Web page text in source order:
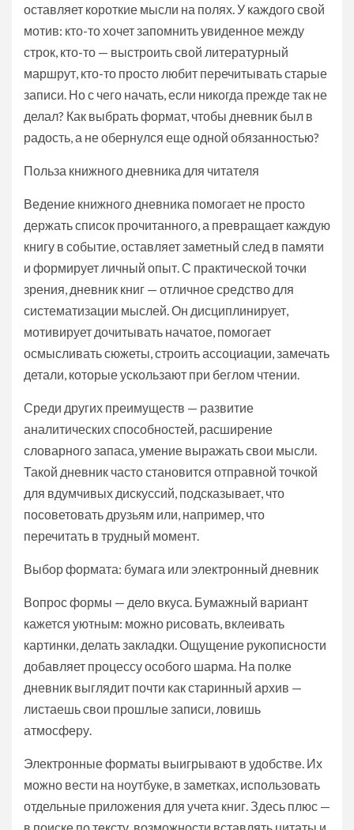
оставляет короткие мысли на полях. У каждого свой
мотив: кто-то хочет запомнить увиденное между
строк, кто-то — выстроить свой литературный
маршрут, кто-то просто любит перечитывать старые
записи. Но с чего начать, если никогда прежде так не
делал? Как выбрать формат, чтобы дневник был в
радость, а не обернулся еще одной обязанностью?
Польза книжного дневника для читателя
Ведение книжного дневника помогает не просто
держать список прочитанного, а превращает каждую
книгу в событие, оставляет заметный след в памяти
и формирует личный опыт. С практической точки
зрения, дневник книг — отличное средство для
систематизации мыслей. Он дисциплинирует,
мотивирует дочитывать начатое, помогает
осмысливать сюжеты, строить ассоциации, замечать
детали, которые ускользают при беглом чтении.
Среди других преимуществ — развитие
аналитических способностей, расширение
словарного запаса, умение выражать свои мысли.
Такой дневник часто становится отправной точкой
для вдумчивых дискуссий, подсказывает, что
посоветовать друзьям или, например, что
перечитать в трудный момент.
Выбор формата: бумага или электронный дневник
Вопрос формы — дело вкуса. Бумажный вариант
кажется уютным: можно рисовать, вклеивать
картинки, делать закладки. Ощущение рукописности
добавляет процессу особого шарма. На полке
дневник выглядит почти как старинный архив —
листаешь свои прошлые записи, ловишь
атмосферу.
Электронные форматы выигрывают в удобстве. Их
можно вести на ноутбуке, в заметках, использовать
отдельные приложения для учета книг. Здесь плюс —
в поиске по тексту, возможности вставлять цитаты и